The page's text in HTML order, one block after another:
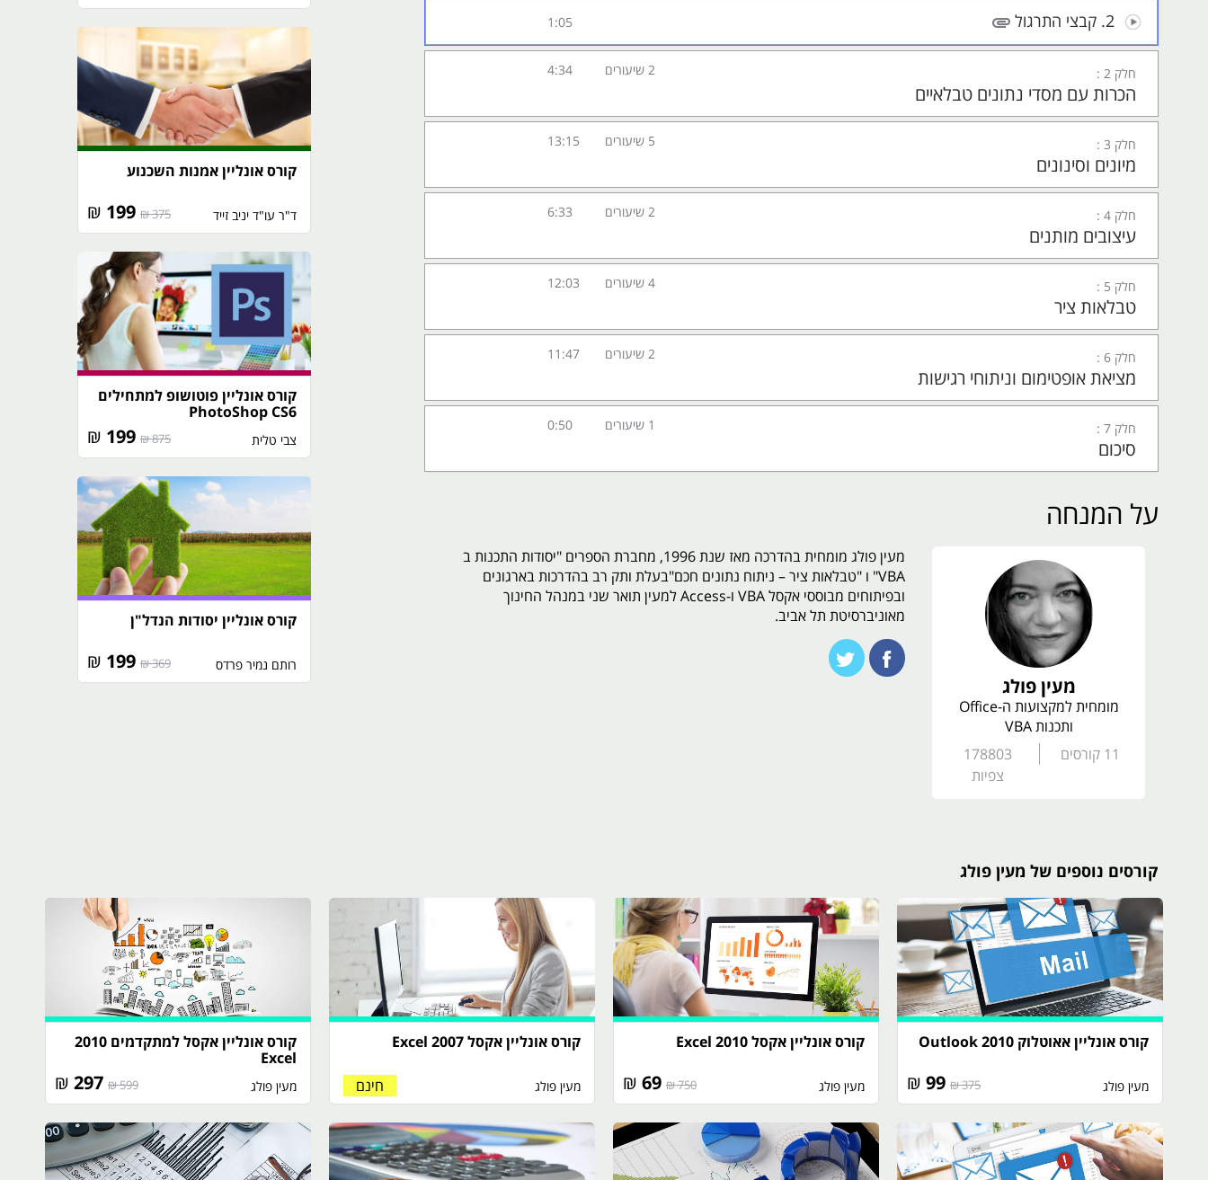
2. קבצי התרגול 1:05
חלק 2 :
הכרות עם מסדי נתונים טבלאיים
4:34 2 שיעורים
חלק 3 :
מיונים וסינונים
13:15 5 שיעורים
חלק 4 :
עיצובים מותנים
6:33 2 שיעורים
חלק 5 :
טבלאות ציר
12:03 4 שיעורים
חלק 6 :
מציאת אופטימום וניתוחי רגישות
11:47 2 שיעורים
חלק 7 :
סיכום
0:50 1 שיעורים
על המנחה
מעין פולג
מומחית למקצועות ה-Office
ותכנות VBA
11 קורסים
178803
צפיות
מעין פולג מומחית בהדרכה מאז שנת 1996, מחברת הספרים "יסודות התכנות ב
VBA" ו "טבלאות ציר – ניתוח נתונים חכם"בעלת ותק רב בהדרכות בארגונים
ובפיתוחים מבוססי אקסל VBA ו-Access למעין תואר שני במנהל החינוך
מאוניברסיטת תל אביב.
קורס אונליין אמנות השכנוע
ד"ר עו"ד יניב זייד 375 ₪
₪
קורס אונליין פוטושופ למתחילים
PhotoShop CS6
צבי טלית 875 ₪
₪
קורס אונליין יסודות הנדל"ן
רותם נמיר פרדס 369 ₪
₪
קורסים נוספים של מעין פולג
קורס אונליין אאוטלוק 2010 Outlook
מעין פולג 375 ₪
₪
קורס אונליין אקסל 2010 Excel
מעין פולג 750 ₪
₪
קורס אונליין אקסל 2007 Excel
מעין פולג חינם
קורס אונליין אקסל למתקדמים 2010
Excel
מעין פולג 599 ₪
₪